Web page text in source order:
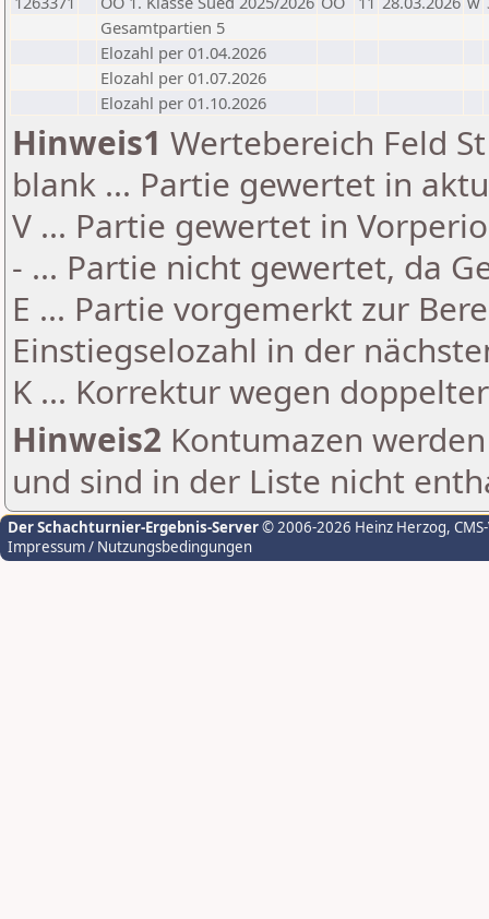
Gesamtpartien 5
Elozahl per 01.04.2026
Elozahl per 01.07.2026
Elozahl per 01.10.2026
Hinweis1 Wertebereich Feld
blank ... Partie gewertet in
V ... Partie gewertet in
- ... Partie nicht gewertet, da
E ... Partie vorgemerkt zur
Einstiegselozahl in der
K ... Korrektur wegen
Hinweis2 Kontumazen
und sind in der Liste nicht
Der Schachturnier-Ergebnis-Server© 2006-2026 Heinz Herzog,
Impressum / Nutzungsbedingungen